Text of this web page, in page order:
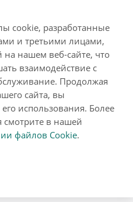
Информация
Условия оплаты
Условия доставки
Гарантия на товар
Помощь
магазин бытовой техники
cookie, разработанные
и третьими лицами,
на нашем веб-сайте, что
взаимодействие с
Продолжая
сайта, вы
использования. Более
смотрите в нашей
файлов Cookie.